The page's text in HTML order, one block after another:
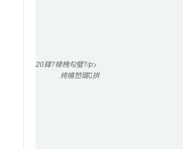
20鍏?棣栧勾璧?/p>
绔嬪嵆璐拱